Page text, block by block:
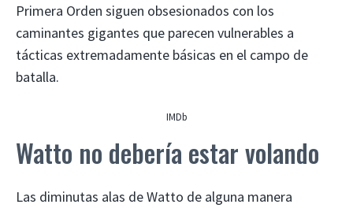
Primera Orden siguen obsesionados con los
caminantes gigantes que parecen vulnerables a
tácticas extremadamente básicas en el campo de
batalla.
IMDb
Watto no debería estar volando
Las diminutas alas de Watto de alguna manera